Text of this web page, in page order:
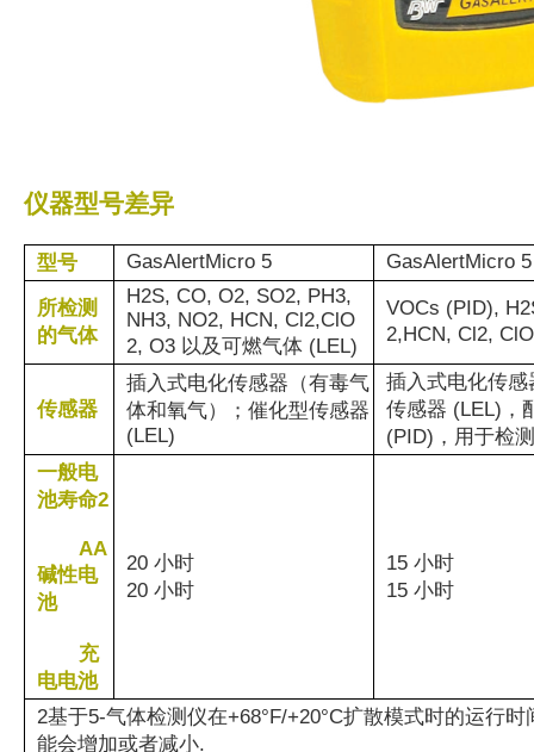
仪器型号差异
型号 GasAlertMicro 5 GasAlertMicro
所检测
的气体
H2S, CO, O2, SO2, PH3,
NH3, NO2, HCN, Cl2,ClO
2, O3 以及可燃气体 (LEL)
VOCs (PID),
2,HCN, Cl2,
传感器
插入式电化传感器（有毒气
体和氧气）；催化型传感器
(LEL)
插入式电化传
传感器 (LEL)，
(PID)，用于检
一般电
池寿命2
AA
碱性电
池
充
电电池
20 小时
20 小时
15 小
15 小时
2基于5-气体检测仪在+68°F/+20°C扩散模式时的运行
能会增加或者减小.